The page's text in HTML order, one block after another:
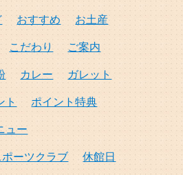
おすすめ
お土産
こだわり
ご案内
カレー
ガレット
ト
ポイント特典
ュー
ーツクラブ
休館日